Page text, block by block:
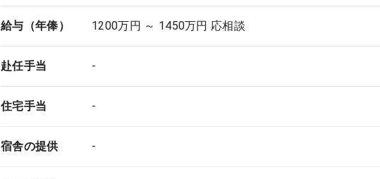
給与（年俸） 1200万円 ～ 1450万円 応相談
赴任手当 -
住宅手当 -
宿舎の提供 -